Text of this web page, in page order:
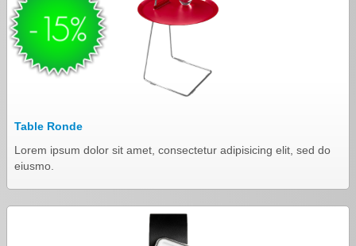
Blog Salle des Fêtes -
Comité des Fêtes -
Histoires -
Prieuré saint Dodon -
Les chapelles -
Informations pratiques -
Table Ronde
Lorem ipsum dolor sit amet, consectetur adipisicing elit, sed do
eiusmo.